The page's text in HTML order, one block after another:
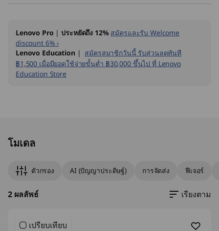
Lenovo Pro |ประหยัดถึง 12% สมัครและรับ Welcome
discount 6% ›
Lenovo Education | สมัครสมาชิกวันนี้ รับส่วนลดทันที
฿1,500 เมื่อมียอดใช้จ่ายขั้นต่ำ ฿30,000 ขึ้นไป ที่ Lenovo
Education Store
โมเดล
ตัวกรอง AI (ปัญญาประดิษฐ์) การจัดส่ง ฟีเจอร์
2 ผลลัพธ์ เรียงตาม
เปรียบเทียบ